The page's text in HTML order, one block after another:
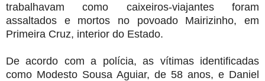
trabalhavam como caixeiros-viajantes foram
assaltados e mortos no povoado Mairizinho, em
Primeira Cruz, interior do Estado.
De acordo com a polícia, as vítimas identificadas
como Modesto Sousa Aguiar, de 58 anos, e Daniel